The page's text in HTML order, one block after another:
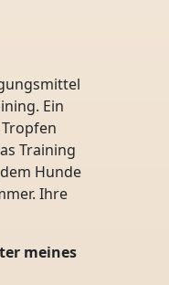
Ein
Training
Hunde
Ihre
meines